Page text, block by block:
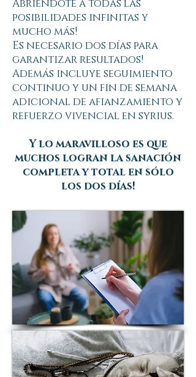
Abriéndote a todas las
posibilidades infinitas y
mucho más!
Es necesario dos días para
garantizar resultados!
Además incluye seguimiento
continuo y un fin de semana
adicional de afianzamiento y
refuerzo vivencial en syrius.
Y lo maravilloso es que
muchos logran la sanación
completa y total en sólo
los dos días!